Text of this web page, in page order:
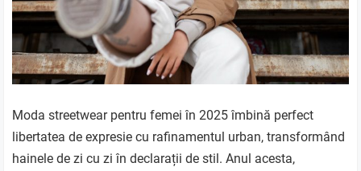
Moda streetwear pentru femei în 2025 îmbină perfect
libertatea de expresie cu rafinamentul urban, transformând
hainele de zi cu zi în declarații de stil. Anul acesta,